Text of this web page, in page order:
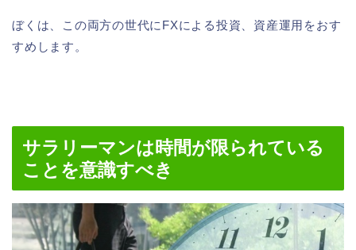
ぼくは、この両方の世代にFXによる投資、資産運用をおす
すめします。
サラリーマンは時間が限られている
ことを意識すべき